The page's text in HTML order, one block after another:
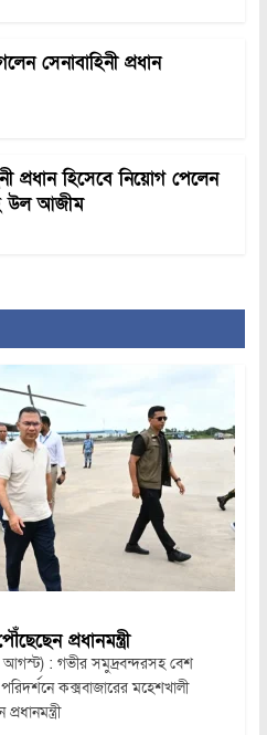
সেনাবাহিনী প্রধান
প্রধান হিসেবে নিয়োগ পেলেন
উল আজীম
প্রধানমন্ত্রী
আগস্ট) : গভীর সমুদ্রবন্দরসহ বেশ
কক্সবাজারের মহেশখালী